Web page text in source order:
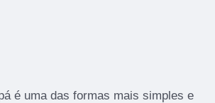
é uma das formas mais simples e